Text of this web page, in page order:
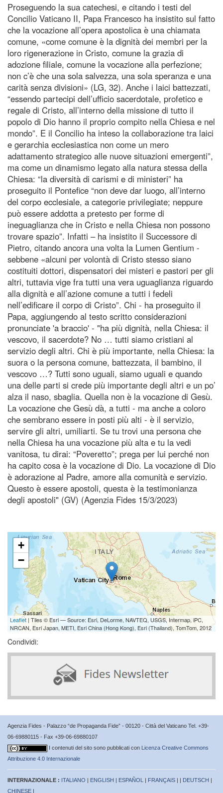
Proseguendo la sua catechesi, e citando i testi del
Concilio Vaticano II, Papa Francesco ha insistito sul fatto
che la vocazione all’opera apostolica è una chiamata
comune, «come comune è la dignità dei membri per la
loro rigenerazione in Cristo, comune la grazia di
adozione filiale, comune la vocazione alla perfezione;
non c’è che una sola salvezza, una sola speranza e una
carità senza divisioni» (LG, 32). Anche i laici battezzati,
“essendo partecipi dell’ufficio sacerdotale, profetico e
regale di Cristo, all’interno della missione di tutto il
popolo di Dio hanno il proprio compito nella Chiesa e nel
mondo”. E il Concilio ha inteso la collaborazione tra laici
e gerarchia ecclesiastica non come un mero
adattamento strategico alle nuove situazioni emergenti”,
ma come un dinamismo legato alla natura stessa della
Chiesa: “la diversità di carismi e di ministeri” ha
proseguito il Pontefice “non deve dar luogo, all’interno
del corpo ecclesiale, a categorie privilegiate; neppure
può essere addotta a pretesto per forme di
ineguaglianza che in Cristo e nella Chiesa non possono
trovare spazio”. Infatti – ha insistito il Successore di
Pietro, citando ancora una volta la Lumen Gentium -
sebbene «alcuni per volontà di Cristo stesso siano
costituiti dottori, dispensatori dei misteri e pastori per gli
altri, tuttavia vige fra tutti una vera uguaglianza riguardo
alla dignità e all’azione comune a tutti i fedeli
nell’edificare il corpo di Cristo”. Chi - ha proseguito il
Papa, aggiungendo al testo scritto considerazioni
pronunciate 'a braccio' - "ha più dignità, nella Chiesa: il
vescovo, il sacerdote? No … tutti siamo cristiani al
servizio degli altri. Chi è più importante, nella Chiesa: la
suora o la persona comune, battezzata, il bambino, il
vescovo …? Tutti sono uguali, siamo uguali e quando
una delle parti si crede più importante degli altri e un po’
alza il naso, sbaglia. Quella non è la vocazione di Gesù.
La vocazione che Gesù dà, a tutti - ma anche a coloro
che sembrano essere in posti più alti - è il servizio,
servire gli altri, umiliarti. Se tu trovi una persona che
nella Chiesa ha una vocazione più alta e tu la vedi
vanitosa, tu dirai: “Poveretto”; prega per lui perché non
ha capito cosa è la vocazione di Dio. La vocazione di Dio
è adorazione al Padre, amore alla comunità e servizio.
Questo è essere apostoli, questa è la testimonianza
degli apostoli" (GV) (Agenzia Fides 15/3/2023)
+
−
Leaflet | Tiles © Esri — Source: Esri, DeLorme, NAVTEQ, USGS, Intermap, iPC,
NRCAN, Esri Japan, METI, Esri China (Hong Kong), Esri (Thailand), TomTom, 2012
Condividi:
Agenzia Fides - Palazzo “de Propaganda Fide” - 00120 - Città del Vaticano Tel. +39-
06-69880115 - Fax +39-06-69880107
I contenuti del sito sono pubblicati con Licenza Creative Commons
Attribuzione 4.0 Internazionale
INTERNAZIONALE : ITALIANO | ENGLISH | ESPAÑOL | FRANÇAIS | | DEUTSCH |
CHINESE |